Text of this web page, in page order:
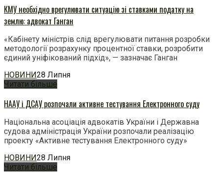
КМУ необхідно врегулювати ситуацію зі ставками податку на
землю: адвокат Ганган
«Кабінету міністрів слід врегулювати питання розробки
методології розрахунку процентної ставки, розробити
єдиний уніфікований підхід», — зазначає Ганган
НОВИНИ28 Липня
Читати більше
НААУ і ДСАУ розпочали активне тестування Електронного суду
Національна асоціація адвокатів України і Державна
судова адміністрація України розпочали реалізацію
проекту «Активне тестування Електронного суду»
НОВИНИ28 Липня
Читати більше